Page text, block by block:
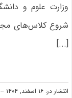
وزارت علوم و
[...]
انتشار در: ۱۶ اسفند, ۱۴۰۴ --